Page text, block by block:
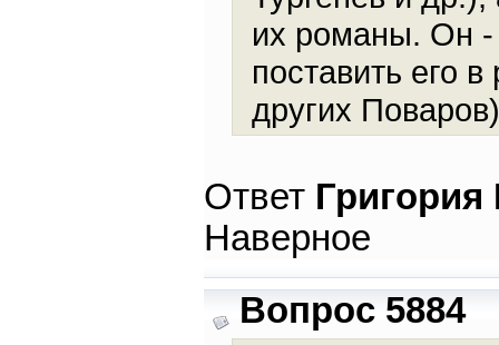
их романы. Он -
поставить его
других Поваров)
Ответ
Наверное
Вопрос 5884